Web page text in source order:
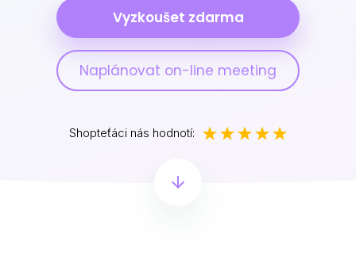
Vyzkoušet zdarma
Naplánovat on-line meeting
Shopteťáci nás hodnotí: